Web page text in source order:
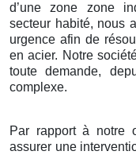
d’une zone zone
secteur habité, nous
urgence afin de
en acier. Notre
toute demande,
complexe.
Par rapport à notre
assurer une